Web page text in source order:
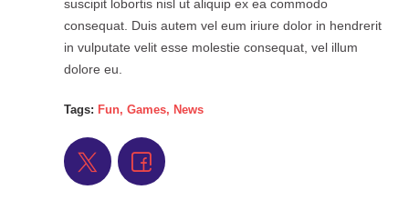
suscipit lobortis nisl ut aliquip ex ea commodo
consequat. Duis autem vel eum iriure dolor in hendrerit
in vulputate velit esse molestie consequat, vel illum
dolore eu.
Tags: Fun, Games, News